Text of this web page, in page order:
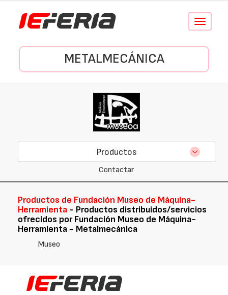
Conmutar
METALMECÁNICA
Productos
Contactar
Productos de Fundación Museo de Máquina-
Herramienta - Productos distribuidos/servicios
ofrecidos por Fundación Museo de Máquina-
Herramienta - Metalmecánica
Museo